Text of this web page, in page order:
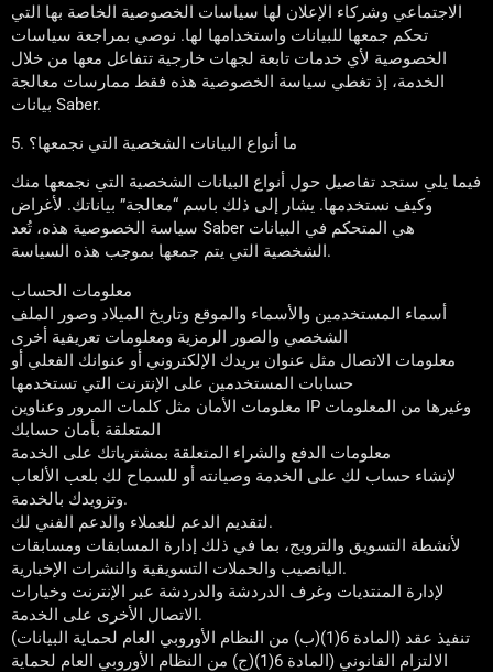
الاجتماعي وشركاء الإعلان لها سياسات الخصوصية الخاصة بها التي
تحكم جمعها للبيانات واستخدامها لها. نوصي بمراجعة سياسات
الخصوصية لأي خدمات تابعة لجهات خارجية تتفاعل معها من خلال
الخدمة، إذ تغطي سياسة الخصوصية هذه فقط ممارسات معالجة
بيانات Saber.
5. ما أنواع البيانات الشخصية التي نجمعها؟
فيما يلي ستجد تفاصيل حول أنواع البيانات الشخصية التي نجمعها منك
وكيف نستخدمها. يشار إلى ذلك باسم “معالجة” بياناتك. لأغراض
سياسة الخصوصية هذه، تُعد Saber هي المتحكم في البيانات
الشخصية التي يتم جمعها بموجب هذه السياسة.
معلومات الحساب
أسماء المستخدمين والأسماء والموقع وتاريخ الميلاد وصور الملف
الشخصي والصور الرمزية ومعلومات تعريفية أخرى
معلومات الاتصال مثل عنوان بريدك الإلكتروني أو عنوانك الفعلي أو
حسابات المستخدمين على الإنترنت التي تستخدمها
معلومات الأمان مثل كلمات المرور وعناوين IP وغيرها من المعلومات
المتعلقة بأمان حسابك
معلومات الدفع والشراء المتعلقة بمشترياتك على الخدمة
لإنشاء حساب لك على الخدمة وصيانته أو للسماح لك بلعب الألعاب
وتزويدك بالخدمة.
لتقديم الدعم للعملاء والدعم الفني لك.
لأنشطة التسويق والترويج، بما في ذلك إدارة المسابقات ومسابقات
اليانصيب والحملات التسويقية والنشرات الإخبارية.
لإدارة المنتديات وغرف الدردشة والدردشة عبر الإنترنت وخيارات
الاتصال الأخرى على الخدمة.
تنفيذ عقد (المادة 6(1)(ب) من النظام الأوروبي العام لحماية البيانات)
الالتزام القانوني (المادة 6(1)(ج) من النظام الأوروبي العام لحماية